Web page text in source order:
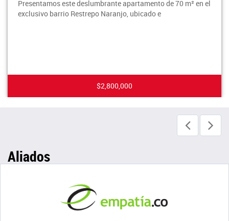
Presentamos este deslumbrante apartamento de 70 m² en el
exclusivo barrio Restrepo Naranjo, ubicado e
$2,800,000
Aliados